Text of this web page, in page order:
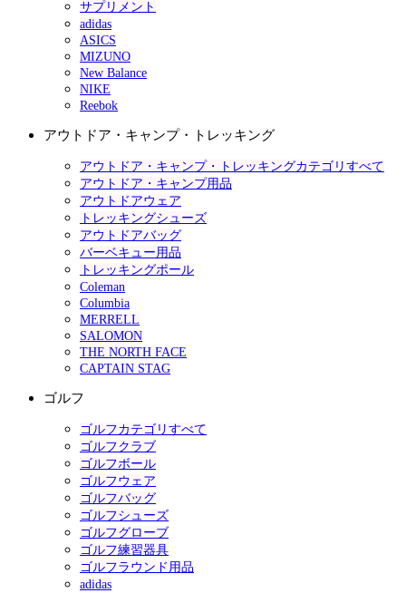
サプリメント
adidas
ASICS
MIZUNO
New Balance
NIKE
Reebok
アウトドア・キャンプ・トレッキング
アウトドア・キャンプ・トレッキングカテゴリすべて
アウトドア・キャンプ用品
アウトドアウェア
トレッキングシューズ
アウトドアバッグ
バーベキュー用品
トレッキングポール
Coleman
Columbia
MERRELL
SALOMON
THE NORTH FACE
CAPTAIN STAG
ゴルフ
ゴルフカテゴリすべて
ゴルフクラブ
ゴルフボール
ゴルフウェア
ゴルフバッグ
ゴルフシューズ
ゴルフグローブ
ゴルフ練習器具
ゴルフラウンド用品
adidas